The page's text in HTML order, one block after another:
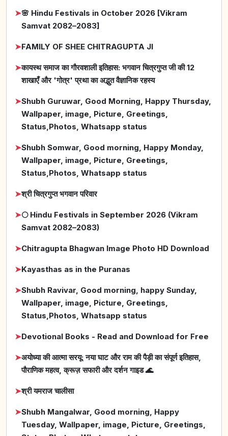
➤🌸 Hindu Festivals in October 2026 [Vikram
Samvat 2082–2083]
➤FAMILY OF SHEE CHITRAGUPTA JI
➤कायस्थ समाज का गौरवशाली इतिहास: भगवान चित्रगुप्त जी की 12
शाखाएँ और 'गोत्र' प्रथा का अद्भुत वैज्ञानिक रहस्य
➤Shubh Guruwar, Good Morning, Happy Thursday,
Wallpaper, image, Picture, Greetings,
Status,Photos, Whatsapp status
➤Shubh Somwar, Good morning, Happy Monday,
Wallpaper, image, Picture, Greetings,
Status,Photos, Whatsapp status
➤श्री चित्रगुप्त भगवान परिवार
➤🌕 Hindu Festivals in September 2026 (Vikram
Samvat 2082–2083)
➤Chitragupta Bhagwan Image Photo HD Download
➤Kayasthas as in the Puranas
➤Shubh Ravivar, Good morning, happy Sunday,
Wallpaper, image, Picture, Greetings,
Status,Photos, Whatsapp status
➤Devotional Books - Read and Download for Free
➤अयोध्या की आत्मा सरयू: नया घाट और राम की पैड़ी का संपूर्ण इतिहास,
पौराणिक महत्व, क्रूज़ सफारी और दर्शन गाइड 🌊
➤श्री यमराज चालीसा
➤Shubh Mangalwar, Good morning, Happy
Tuesday, Wallpaper, image, Picture, Greetings,